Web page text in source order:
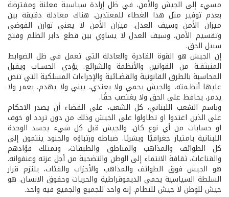
مسيء إلى الجيش والأمن، في ظل إرادة سياسية معلنة ومفترضة
بعدم توفير مثل هذا الغطاء للمعتدين. هناك معادلة دقيقة بين
ميزان الأمن وسيف العدل. ميزان الأمن لا يعني توازن الفوضى
وتقسيم الأمن، وسيف العدل لا يساوي بين قطع دابر الظلم وفتح
سبيل الحق.
إن الجيش هو القوة القادرة والعادلة التي تعمل في ظل الضوابط
المنبثقـة من القوانين والأنظمة والشرائع. يؤدي الحسـاب ويقبل
المحاسبة بالطرق القانونية والقضـائية والإجراءات المسلكية التي تنص
عليها أنظـمته، والجيش يحمي ولا يعتدي، يبني ولا يهدم، يعمر ولا
يدمر، يحافظ على الحق ولا يغتصب حقًا.
وباسم الشعب اللبناني، كل الشعب، على القضاء أن يصدر الاحكام
على الذين اعتدوا او تطاولوا على الجيش وذلك من دون تردد او خوف
او حسابات من أي نوع كان. والجيش قبل كل شيء يجسد الوحدة
اللبنانية بامتياز جغرافيًا وبشريًا. ضباطه ورتباؤه والجنود ينتمون إلى
كل الطوائف والمذاهب والمناطق والطبقات، وتمتلك فؤادهم
والقناعات، ثقافة الانتماء إلى الوطن والتضحية من أجل عزته وعنفوانه.
هو الجيش فوق الطوائف والمذاهب والأحزاب والفئات، يلتزم قرار
السلطة السياسية يحمي الديموقراطية والحريات وحقوق الانسان. هو
جيش للوطن لا جيش للنظام. إنه واحد للجميع والجميع فيه واحد.